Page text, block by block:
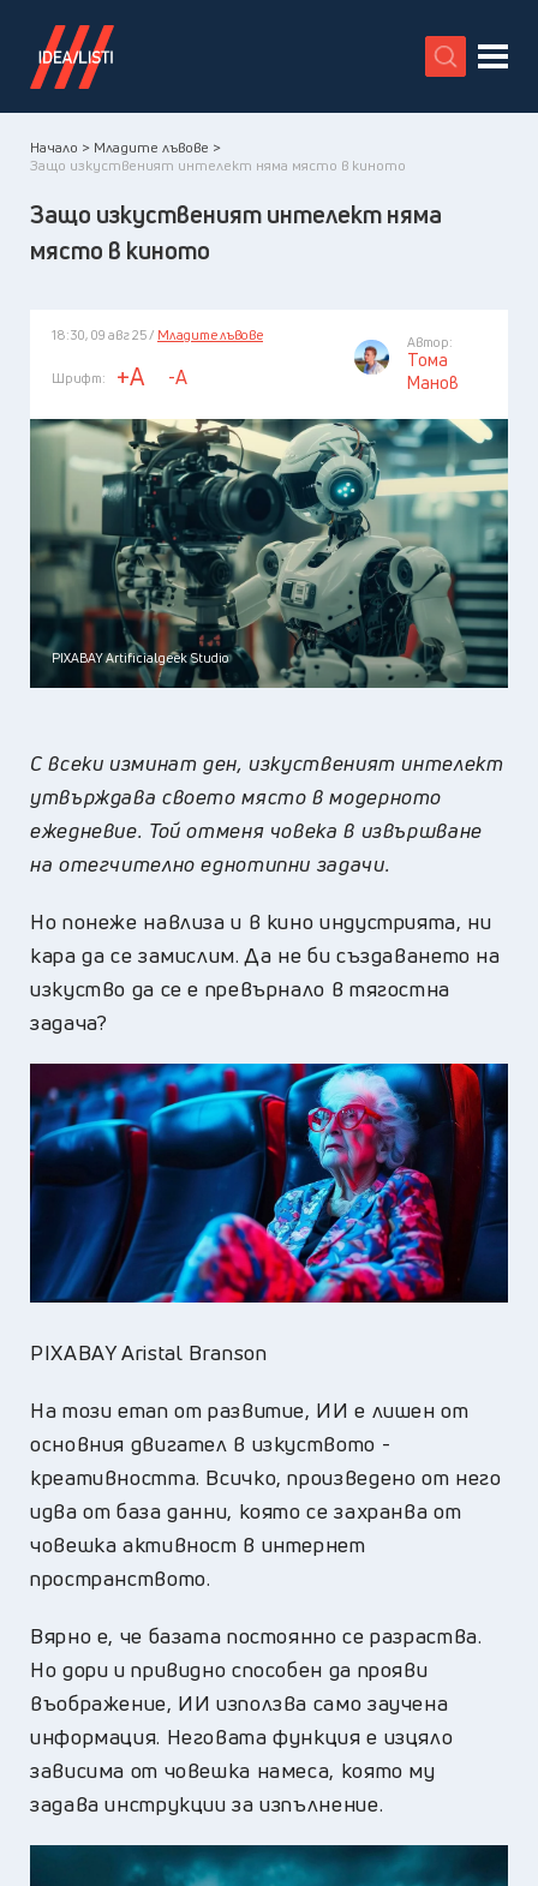
X
Начало > Младите лъвове >
Защо изкуственият интелект няма място в киното
Защо изкуственият интелект няма
място в киното
18:30, 09 авг 25 / Младите лъвове
Шрифт: +A -A
Автор:
Тома
Манов
PIXABAY Artificialgeek Studio
С всеки изминат ден, изкуственият интелект
утвърждава своето място в модерното
ежедневие. Той отменя човека в извършване
на отегчително еднотипни задачи.
Но понеже навлиза и в кино индустрията, ни
кара да се замислим. Да не би създаването на
изкуство да се е превърнало в тягостна
задача?
PIXABAY Aristal Branson
На този етап от развитие, ИИ е лишен от
основния двигател в изкуството -
креативността. Всичко, произведено от него
идва от база данни, която се захранва от
човешка активност в интернет
пространството.
Вярно е, че базата постоянно се разраства.
Но дори и привидно способен да прояви
въображение, ИИ използва само заучена
информация. Неговата функция е изцяло
зависима от човешка намеса, която му
задава инструкции за изпълнение.